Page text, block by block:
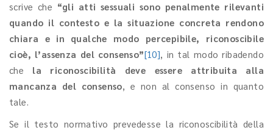
scrive che “gli atti sessuali sono penalmente rilevanti
quando il contesto e la situazione concreta rendono
chiara e in qualche modo percepibile, riconoscibile
cioè, l’assenza del consenso”[10], in tal modo ribadendo
che la riconoscibilità deve essere attribuita alla
mancanza del consenso, e non al consenso in quanto
tale.
Se il testo normativo prevedesse la riconoscibilità della